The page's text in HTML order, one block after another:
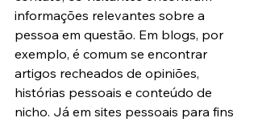
informações relevantes sobre a
pessoa em questão. Em blogs, por
exemplo, é comum se encontrar
artigos recheados de opiniões,
histórias pessoais e conteúdo de
nicho. Já em sites pessoais para fins